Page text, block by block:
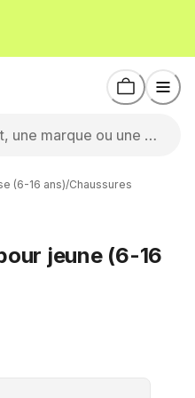
(6-16 ans)/Chaussures
jeune (6-16